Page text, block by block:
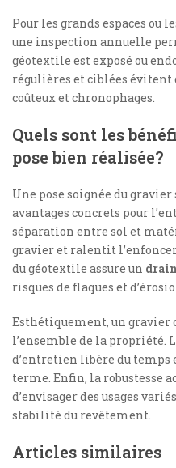
Pour les grands espaces ou
une inspection annuelle
géotextile est exposé ou
régulières et ciblées évitent
coûteux et chronophages.
Quels sont les
pose bien réalisée?
Une pose soignée du
avantages concrets pour
séparation entre sol et
gravier et ralentit
du géotextile assure un
risques de flaques et
Esthétiquement, un
l’ensemble de la propriété.
d’entretien libère du temps
terme. Enfin, la robustesse
d’envisager des usages
stabilité du revêtement.
Articles similaires